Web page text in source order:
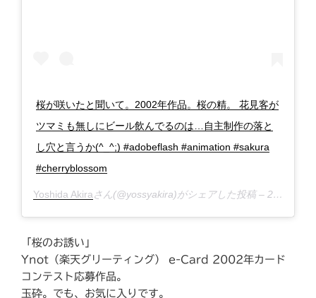
桜が咲いたと聞いて。2002年作品。桜の精。 花見客が
ツマミも無しにビール飲んでるのは…自主制作の落と
し穴と言うか(^_^;) #adobeflash #animation #sakura
#cherryblossom
Yoshida Akiraさん(@yossyakira)がシェアした投稿 – 2019年 3月月20日午後9時36分PDT
「桜のお誘い」
Ynot（楽天グリーティング） e-Card 2002年カード
コンテスト応募作品。
玉砕。でも、お気に入りです。